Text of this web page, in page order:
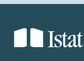
Seleziona la